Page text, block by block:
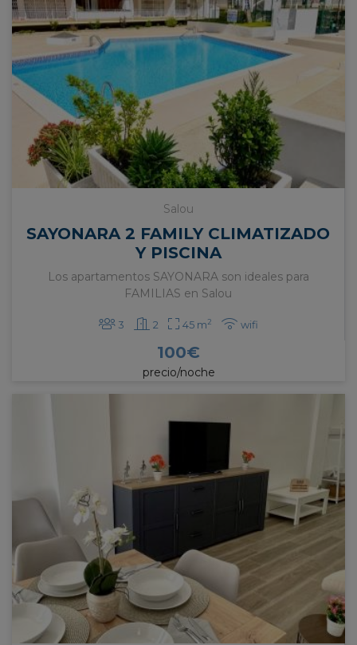
Salou
SAYONARA 2 FAMILY CLIMATIZADO
Y PISCINA
Los apartamentos SAYONARA son ideales para
FAMILIAS en Salou
3 2 45 m2 wifi
100€
precio/noche